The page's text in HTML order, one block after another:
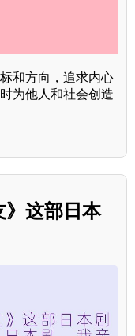
和方向，追求内心
为他人和社会创造
》这部日本